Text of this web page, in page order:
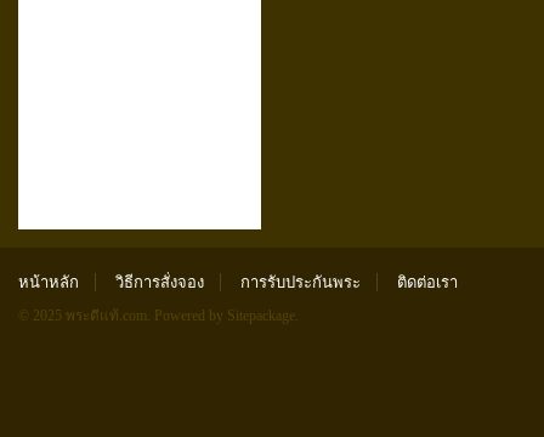
หน้าหลัก วิธีการสั่งจอง การรับประกันพระ ติดต่อเรา
© 2025 พระดีแท้.com. Powered by Sitepackage.